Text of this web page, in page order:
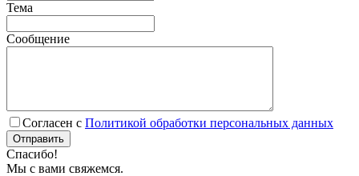
Тема
Сообщение
Согласен с Политикой обработки персональных данных
Отправить
Спасибо!
Мы с вами свяжемся.